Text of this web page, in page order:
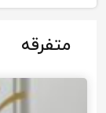
متفرقه